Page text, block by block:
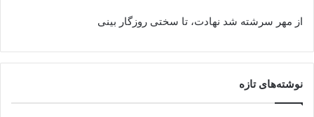
از مهر سرشته شد نهادت، تا سختی روزگار بینی
نوشته‌های تازه